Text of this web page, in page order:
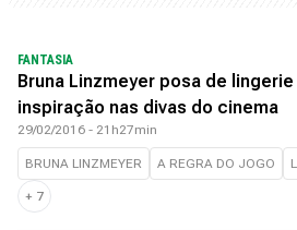
FANTASIA
Bruna Linzmeyer posa de
inspiração nas divas do cinema
29/02/2016 - 21h27min
BRUNA LINZMEYER A REGRA DO JOGO
+ 7